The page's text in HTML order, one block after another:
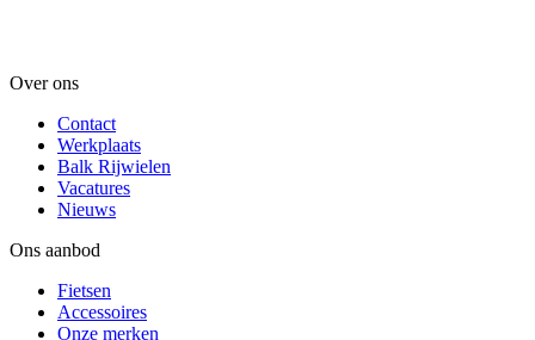
Over ons
Contact
Werkplaats
Balk Rijwielen
Vacatures
Nieuws
Ons aanbod
Fietsen
Accessoires
Onze merken